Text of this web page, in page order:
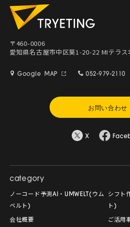
〒460-0006
愛知県名古屋市中区葵1-20-22 MIテラス
Google MAP 052-979-2110
お問い合わせ
X
category
ノーコード予測AI・UMWELT(ウム
ベルト)
シフト
ト)
会社概要 ご活用